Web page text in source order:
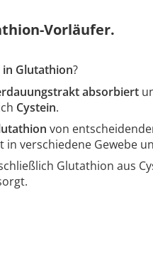
Vorläufer.
in Glutathion?
absorbiert
Cystein.
von
in verschiedene Gewebe
Glutathion aus